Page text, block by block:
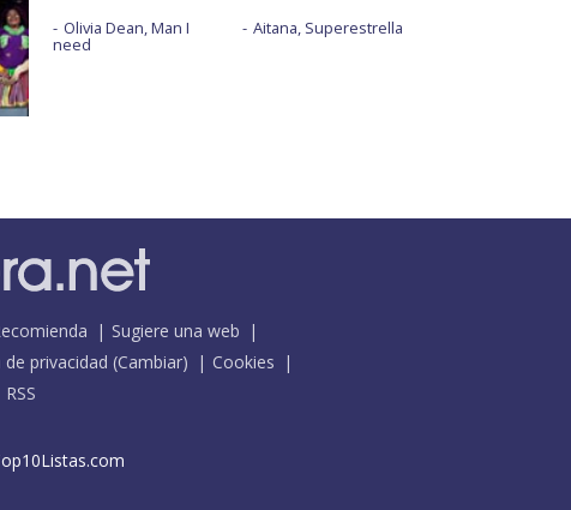
Olivia Dean, Man I
need
Aitana, Superestrella
Sugiere una web
de privacidad (Cambiar)
Cookies
RSS